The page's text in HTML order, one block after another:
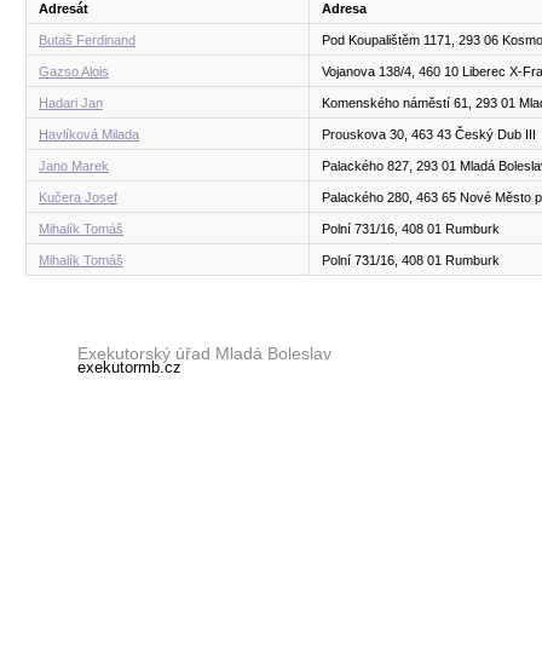
Adresát Adresa
Butaš Ferdinand Pod Koupalištěm 1171, 293 06
Gazso Alois Vojanova 138/4, 460 10 Liberec X-
Hadari Jan Komenského náměstí 61, 293 01
Havlíková Milada Prouskova 30, 463 43 Český Dub III
Jano Marek Palackého 827, 293 01 Mladá
Kučera Josef Palackého 280, 463 65 Nové Město
Mihalík Tomáš Polní 731/16, 408 01 Rumburk
Mihalík Tomáš Polní 731/16, 408 01 Rumburk
Exekutorský úřad Mladá Boleslav
exekutormb.cz